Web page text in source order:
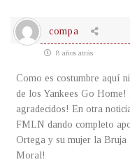
compa
8 años atrás
Como es costumbre aquí
de los Yankees Go Home!
agradecidos! En otra
FMLN dando completo
Ortega y su mujer la
Moral!